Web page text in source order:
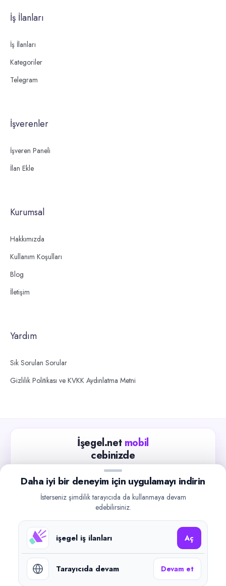
İş İlanları
İş İlanları
Kategoriler
Telegram
İşverenler
İşveren Paneli
İlan Ekle
Kurumsal
Hakkımızda
Kullanım Koşulları
Blog
İletişim
Yardım
Sık Sorulan Sorular
Gizlilik Politikası ve KVKK Aydınlatma Metni
İşegel.net mobil
cebinizde
Güncel iş ilanlarını takip edin, işverenlerle hızlıca
iletişime geçin.
Google Play
©2026işegel.net. Tüm hakları saklıdır.
Daha iyi bir deneyim için uygulamayı indirin
İsterseniz şimdilik tarayıcıda da kullanmaya devam
edebilirsiniz.
işegel iş ilanları Aç
Tarayıcıda devam Devam et